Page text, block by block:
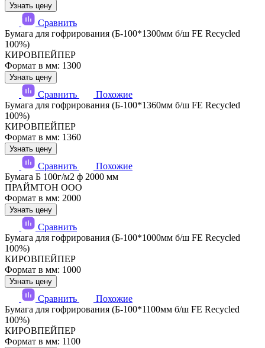
Узнать цену
Сравнить
Бумага для гофрирования (Б-100*1300мм б/ш FE Recycled
100%)
КИРОВПЕЙПЕР
Формат в мм: 1300
Узнать цену
Сравнить
Похожие
Бумага для гофрирования (Б-100*1360мм б/ш FE Recycled
100%)
КИРОВПЕЙПЕР
Формат в мм: 1360
Узнать цену
Сравнить
Похожие
Бумага Б 100г/м2 ф 2000 мм
ПРАЙМТОН ООО
Формат в мм: 2000
Узнать цену
Сравнить
Бумага для гофрирования (Б-100*1000мм б/ш FE Recycled
100%)
КИРОВПЕЙПЕР
Формат в мм: 1000
Узнать цену
Сравнить
Похожие
Бумага для гофрирования (Б-100*1100мм б/ш FE Recycled
100%)
КИРОВПЕЙПЕР
Формат в мм: 1100